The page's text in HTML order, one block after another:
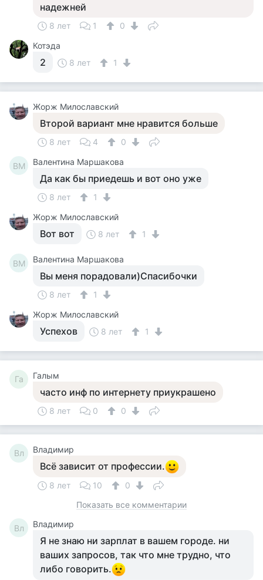
надежней
8 лет 1
0
Котэда
2 8 лет 1
Жорж Милославский
Второй вариант мне нравится больше
8 лет 4 0
ВМ Валентина Маршакова
Да как бы приедешь и вот оно уже
8 лет
1
Жорж Милославский
Вот вот 8 лет 1
ВМ Валентина Маршакова
Вы меня порадовали)Спасибочки
8 лет
1
Жорж Милославский
Успехов 8 лет 1
Га Галым
часто инф по интернету приукрашено
8 лет 0 0
Вл Владимир
Всё зависит от профессии.
8 лет 10
0
Показать все комментарии
Вл Владимир
Я не знаю ни зарплат в вашем городе. ни
ваших запросов, так что мне трудно, что
либо говорить.